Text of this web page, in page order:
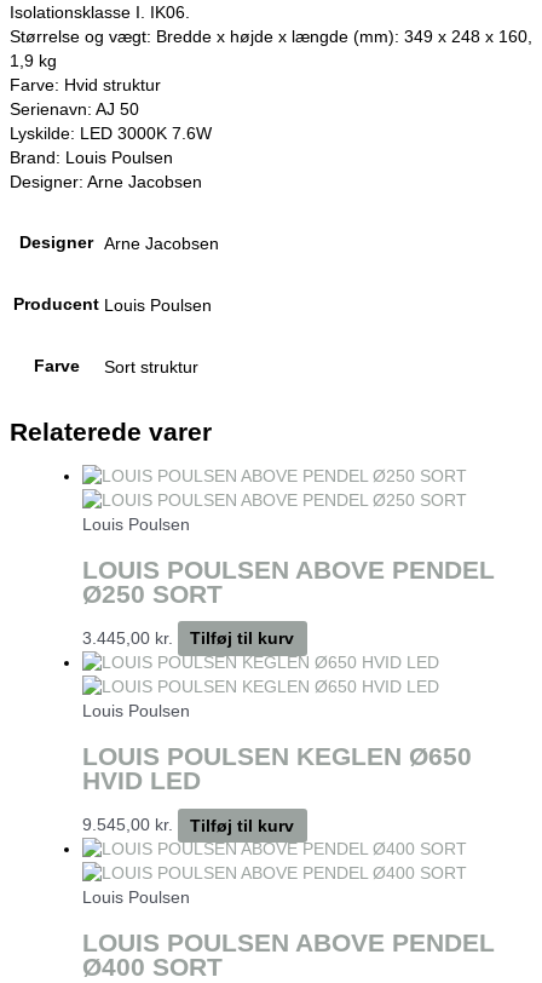
Isolationsklasse I. IK06.
Størrelse og vægt: Bredde x højde x længde (mm): 349 x 248 x 160,
1,9 kg
Farve: Hvid struktur
Serienavn: AJ 50
Lyskilde: LED 3000K 7.6W
Brand: Louis Poulsen
Designer: Arne Jacobsen
Designer Arne Jacobsen
Producent Louis Poulsen
Farve Sort struktur
Relaterede varer
Louis Poulsen
LOUIS POULSEN ABOVE PENDEL
Ø250 SORT
3.445,00 kr. Tilføj til kurv
Louis Poulsen
LOUIS POULSEN KEGLEN Ø650
HVID LED
9.545,00 kr. Tilføj til kurv
Louis Poulsen
LOUIS POULSEN ABOVE PENDEL
Ø400 SORT